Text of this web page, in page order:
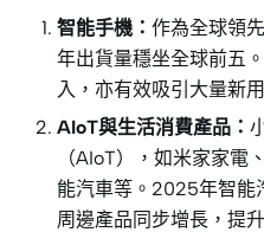
智能手機： 作為全球領
年出貨量穩坐全球前五
入，亦有效吸引大量新
AIoT與生活消費產品：
（AIoT），如米家家電
能汽車等。2025年智能
周邊產品同步增長，提